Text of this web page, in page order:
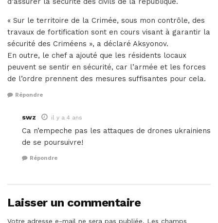
« Sur le territoire de la Crimée, sous mon contrôle, des
travaux de fortification sont en cours visant à garantir la
sécurité des Criméens », a déclaré Aksyonov.
En outre, le chef a ajouté que les résidents locaux
peuvent se sentir en sécurité, car l’armée et les forces
de l’ordre prennent des mesures suffisantes pour cela.
Répondre
swz il y a 4 ans
Ca n’empeche pas les attaques de drones ukrainiens
de se poursuivre!
Répondre
Laisser un commentaire
Votre adresse e-mail ne sera pas publiée. Les champs